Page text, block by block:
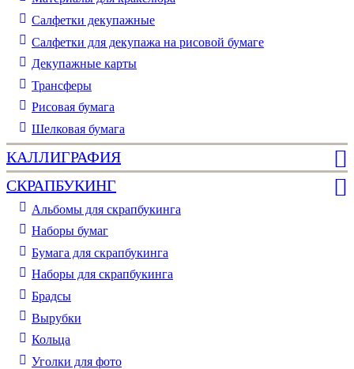
Cалфетки декупажные
Салфетки для декупажа на рисовой бумаге
Декупажные карты
Трансферы
Рисовая бумага
Шелковая бумага
КАЛЛИГРАФИЯ
СКРАПБУКИНГ
Альбомы для скрапбукинга
Наборы бумаг
Бумага для скрапбукинга
Наборы для скрапбукинга
Брадсы
Вырубки
Кольца
Уголки для фото